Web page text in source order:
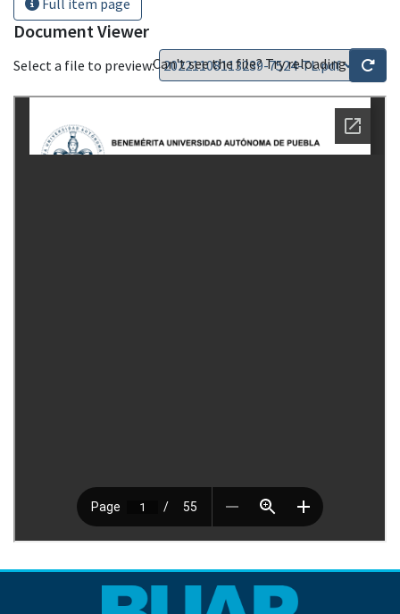
Document Viewer
Select a file to preview:Can't see the file? Try reloading